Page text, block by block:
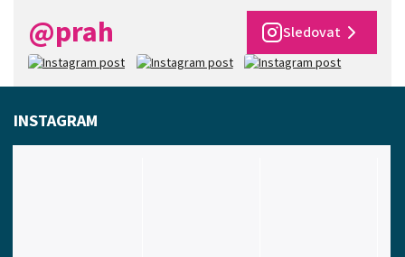
@prah Sledovat
INSTAGRAM